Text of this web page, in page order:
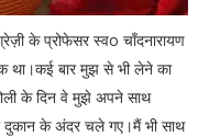
के प्रोफेसर स्वo चाँदनारायण
था।कई बार मुझ से भी लेने का
के दिन वे मुझे अपने साथ
दुकान के अंदर चले गए।मैं भी साथ